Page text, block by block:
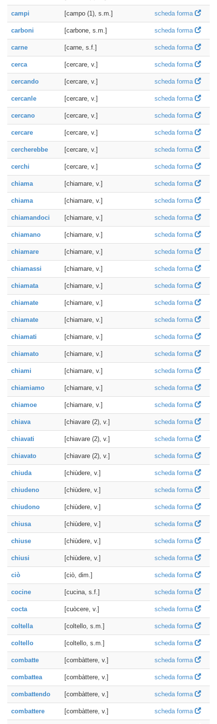
campi [campo (1), s.m.] scheda forma
carboni [carbone, s.m.] scheda forma
carne [carne, s.f.] scheda forma
cerca [cercare, v.] scheda forma
cercando [cercare, v.] scheda forma
cercanle [cercare, v.] scheda forma
cercano [cercare, v.] scheda forma
cercare [cercare, v.] scheda forma
cercherebbe [cercare, v.] scheda forma
cerchi [cercare, v.] scheda forma
chiama [chiamare, v.] scheda forma
chiama [chiamare, v.] scheda forma
chiamandoci [chiamare, v.] scheda forma
chiamano [chiamare, v.] scheda forma
chiamare [chiamare, v.] scheda forma
chiamassi [chiamare, v.] scheda forma
chiamata [chiamare, v.] scheda forma
chiamate [chiamare, v.] scheda forma
chiamate [chiamare, v.] scheda forma
chiamati [chiamare, v.] scheda forma
chiamato [chiamare, v.] scheda forma
chiami [chiamare, v.] scheda forma
chiamiamo [chiamare, v.] scheda forma
chiamoe [chiamare, v.] scheda forma
chiava [chiavare (2), v.] scheda forma
chiavati [chiavare (2), v.] scheda forma
chiavato [chiavare (2), v.] scheda forma
chiuda [chiùdere, v.] scheda forma
chiudeno [chiùdere, v.] scheda forma
chiudono [chiùdere, v.] scheda forma
chiusa [chiùdere, v.] scheda forma
chiuse [chiùdere, v.] scheda forma
chiusi [chiùdere, v.] scheda forma
ciò [ciò, dim.] scheda forma
cocine [cucina, s.f.] scheda forma
cocta [cuòcere, v.] scheda forma
coltella [coltello, s.m.] scheda forma
coltello [coltello, s.m.] scheda forma
combatte [combàttere, v.] scheda forma
combattea [combàttere, v.] scheda forma
combattendo [combàttere, v.] scheda forma
combattere [combàttere, v.] scheda forma